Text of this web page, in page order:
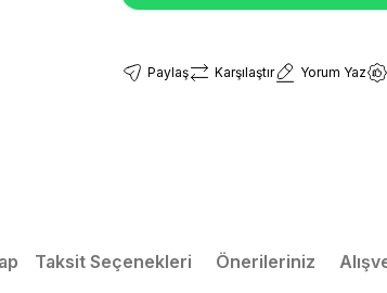
Paylaş Karşılaştır Yorum Yaz
Taksit Seçenekleri Önerileriniz